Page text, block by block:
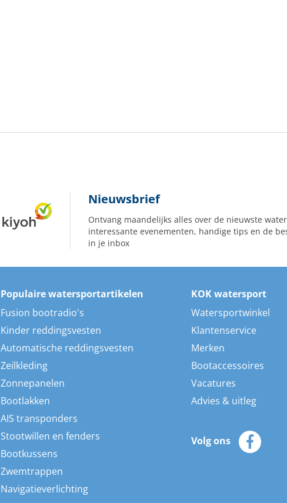
Nieuwsbrief
Ontvang maandelijks alles over de nieuwste
interessante evenementen, handige tips en de
in je inbox
Populaire watersportartikelen
Fusion bootradio's
Kinder reddingsvesten
Automatische reddingsvesten
Zeilkleding
Zonnepanelen
Bootlakken
AIS transponders
Stootwillen en fenders
Bootkussens
Zwemtrappen
Navigatieverlichting
KOK watersport
Watersportwinkel
Klantenservice
Merken
Bootaccessoires
Vacatures
Advies & uitleg
Volg ons